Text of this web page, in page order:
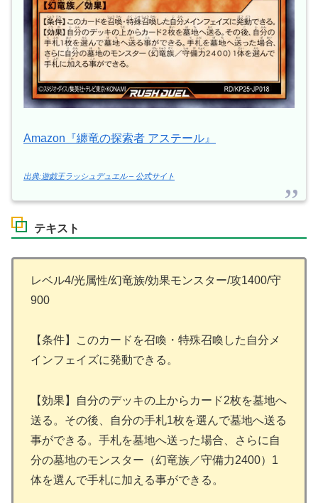
Amazon『纏竜の探索者 アステール』
出典:遊戯王ラッシュデュエル – 公式サイト
テキスト
レベル4/光属性/幻竜族/効果モンスター/攻1400/守
900
【条件】このカードを召喚・特殊召喚した自分メ
インフェイズに発動できる。
【効果】自分のデッキの上からカード2枚を墓地へ
送る。その後、自分の手札1枚を選んで墓地へ送る
事ができる。手札を墓地へ送った場合、さらに自
分の墓地のモンスター（幻竜族／守備力2400）1
体を選んで手札に加える事ができる。